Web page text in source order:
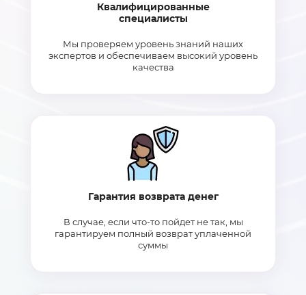
Квалифицированные
специалисты
Мы проверяем уровень знаний наших
экспертов и обеспечиваем высокий уровень
качества
Гарантия возврата денег
В случае, если что-то пойдет не так, мы
гарантируем полный возврат уплаченной
суммы